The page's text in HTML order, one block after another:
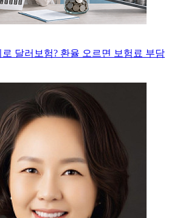
로 달러보험? 환율 오르면 보험료 부담